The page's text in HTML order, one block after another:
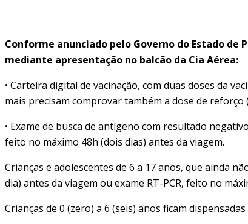
Conforme anunciado pelo Governo do Estado de
mediante apresentação no balcão da Cia Aérea:
• Carteira digital de vacinação, com duas doses da
mais precisam comprovar também a dose de
• Exame de busca de antígeno com resultado
feito no máximo 48h (dois dias) antes da viagem.
Crianças e adolescentes de 6 a 17 anos, que ainda
dia) antes da viagem ou exame RT-PCR, feito no
Crianças de 0 (zero) a 6 (seis) anos ficam